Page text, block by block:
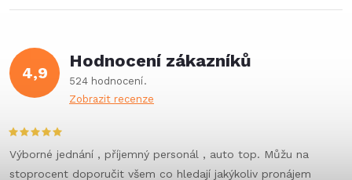
4,9
Hodnocení zákazníků
524 hodnocení
Zobrazit recenze
Výborné jednání , příjemný personál , auto top. Můžu na
stoprocent doporučit všem co hledají jakýkoliv pronájem